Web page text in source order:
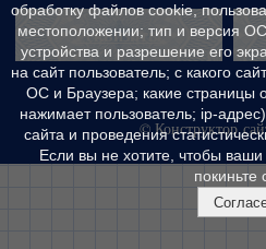
Реквизиты
© Конструктор
обработку файлов cookie,
местоположении; тип и версия
устройства и разрешение его
на сайт пользователь; с какого
ОС и Браузера; какие страницы
нажимает пользователь; ip-
сайта и проведения
Если вы не хотите, чтобы
покиньте